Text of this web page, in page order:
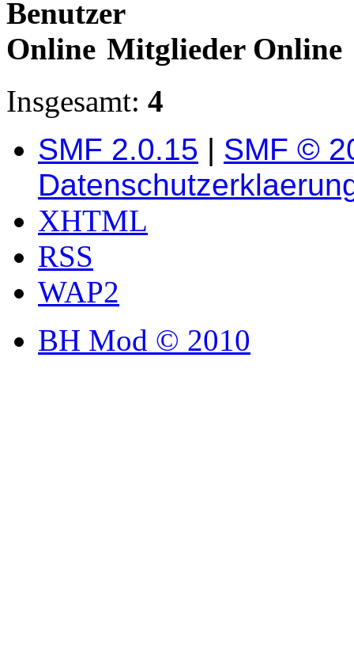
Mitglieder Online
Insgesamt: 4
SMF 2.0.15 | SMF ©
XHTML
RSS
WAP2
BH Mod © 2010